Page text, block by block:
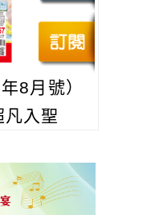
8月號）
入聖